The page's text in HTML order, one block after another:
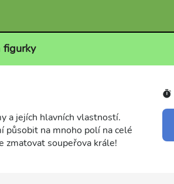
figurky
a jejích hlavních vlastností.
působit na mnoho polí na celé
zmatovat soupeřova krále!